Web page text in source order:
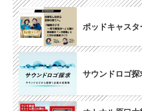
ポッドキャスタ
サウンドロゴ探